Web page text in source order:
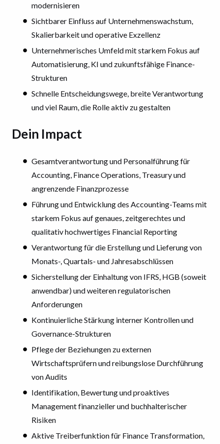
modernisieren
Sichtbarer Einfluss auf Unternehmenswachstum,
Skalierbarkeit und operative Exzellenz
Unternehmerisches Umfeld mit starkem Fokus auf
Automatisierung, KI und zukunftsfähige Finance-
Strukturen
Schnelle Entscheidungswege, breite Verantwortung
und viel Raum, die Rolle aktiv zu gestalten
Dein Impact
Gesamtverantwortung und Personalführung für
Accounting, Finance Operations, Treasury und
angrenzende Finanzprozesse
Führung und Entwicklung des Accounting-Teams mit
starkem Fokus auf genaues, zeitgerechtes und
qualitativ hochwertiges Financial Reporting
Verantwortung für die Erstellung und Lieferung von
Monats-, Quartals- und Jahresabschlüssen
Sicherstellung der Einhaltung von IFRS, HGB (soweit
anwendbar) und weiteren regulatorischen
Anforderungen
Kontinuierliche Stärkung interner Kontrollen und
Governance-Strukturen
Pflege der Beziehungen zu externen
Wirtschaftsprüfern und reibungslose Durchführung
von Audits
Identifikation, Bewertung und proaktives
Management finanzieller und buchhalterischer
Risiken
Aktive Treiberfunktion für Finance Transformation,